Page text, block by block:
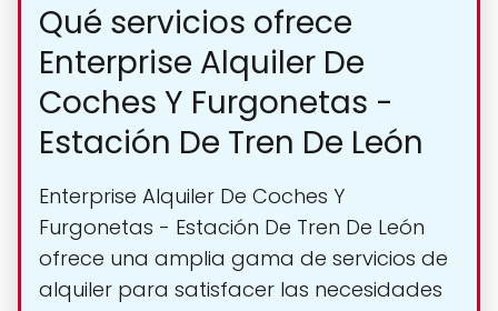
Qué servicios ofrece
Enterprise Alquiler De
Coches Y Furgonetas -
Estación De Tren De León
Enterprise Alquiler De Coches Y
Furgonetas - Estación De Tren De León
ofrece una amplia gama de servicios de
alquiler para satisfacer las necesidades